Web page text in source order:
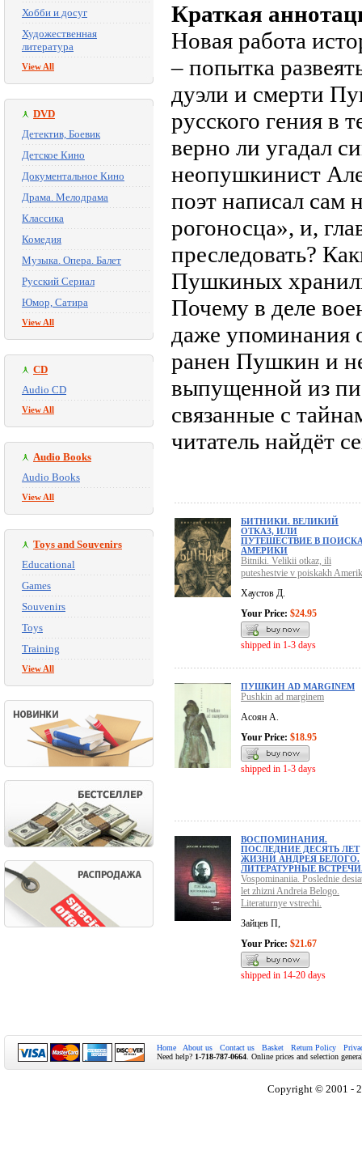
Хобби и досуг
Художественная
литература
View All
DVD
Детектив, Боевик
Детское Кино
Документальное Кино
Драма. Мелодрама
Классика
Комедия
Музыка. Опера. Балет
Русский Сериал
Юмор, Сатира
View All
CD
Audio CD
View All
Audio Books
Audio Books
View All
Toys and Souvenirs
Educational
Games
Souvenirs
Toys
Training
View All
Краткая
Новая работа
– попытка
дуэли и смерти
русского гения в
верно ли угадал
неопушкинист
поэт написал сам
рогоносца», и,
преследовать?
Пушкиных
Почему в деле
даже упоминания
ранен Пушкин и
выпущенной из
связанные с
читатель найдёт
БИТНИКИ. ВЕЛИКИЙ
ОТКАЗ, ИЛИ
ПУТЕШЕСТВИЕ В
АМЕРИКИ
Bitniki. Velikii otkaz, ili
puteshestvie v poiskakh
Хаустов Д.
Your Price: $24.95
shipped in 1-3 days
ПУШКИН AD MARGINEM
Pushkin ad marginem
Асоян А.
Your Price: $18.95
shipped in 1-3 days
ВОСПОМИНАНИЯ.
ПОСЛЕДНИЕ ДЕСЯТЬ ЛЕТ
ЖИЗНИ АНДРЕЯ БЕЛОГО.
ЛИТЕРАТУРНЫЕ
Vospominaniia. Poslednie
let zhizni Andreia Belogo.
Literaturnye vstrechi.
Зайцев П,
Your Price: $21.67
shipped in 14-20 days
Home About us Contact us Basket Return Policy
Need help? 1-718-787-0664 . Online prices and selection
Copyright © 2001 -